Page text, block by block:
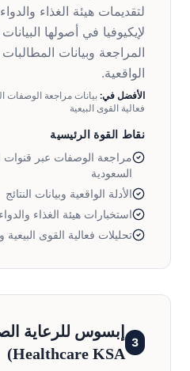
لتقديمات هيئة الغذاء
لإيكيوفيا في أصولها
المراجعة وبيانات
الواقعية.
الأفضل في: بيانات مراجعة الوصفات
فعالية القوى البيعية
نقاط القوة الرئيسية
مراجعة الوصفات عبر قنوات
السعودية
الأدلة الواقعية وبيانات النتائج
استخبارات هيئة الغذاء
تحليلات فعالية القوى البيعية
3
إبسوس للرعاية
Healthcare KSA
)